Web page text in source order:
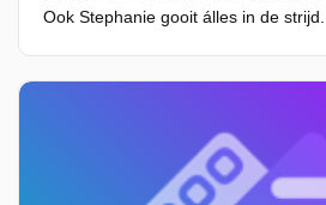
Ook Stephanie gooit álles in de strijd...